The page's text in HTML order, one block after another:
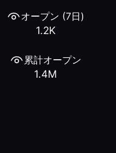
オープン (7日)
1.2K
累計オープン
1.4M